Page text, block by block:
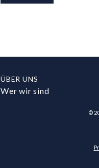
ÜBER UNS
Wer wir sind
©